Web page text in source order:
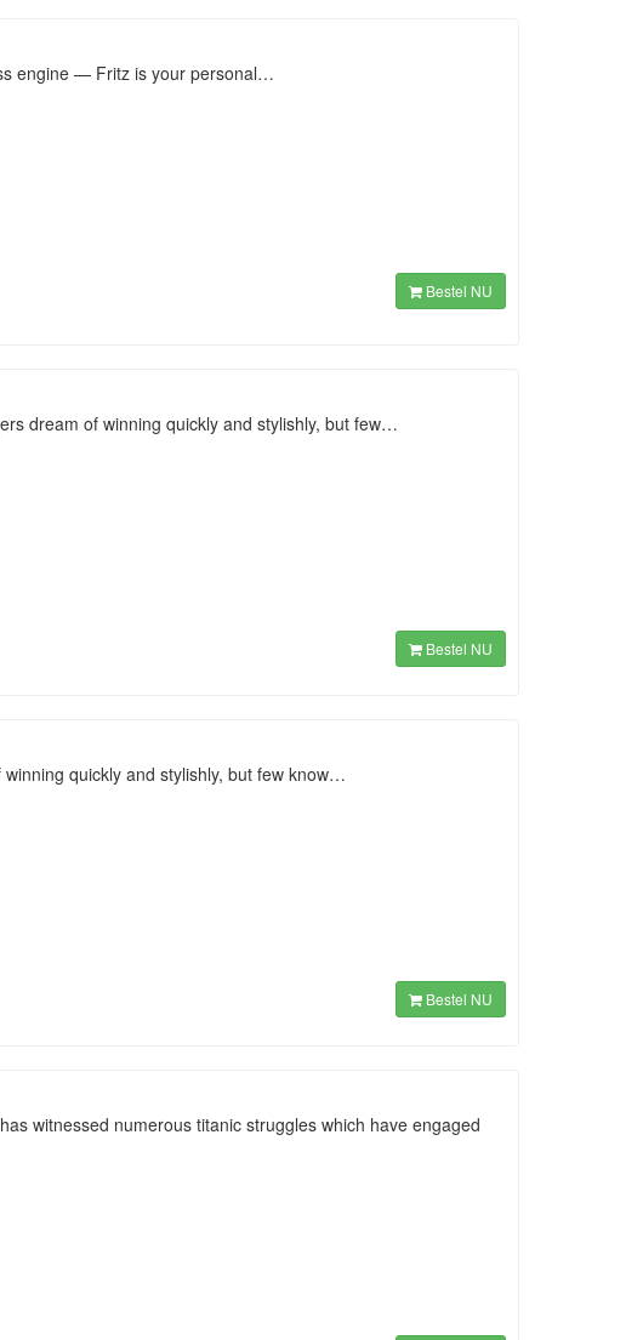
engine — Fritz is your personal…
Bestel NU
dream of winning quickly and stylishly, but few…
Bestel NU
quickly and stylishly, but few know…
Bestel NU
witnessed numerous titanic struggles which have engaged